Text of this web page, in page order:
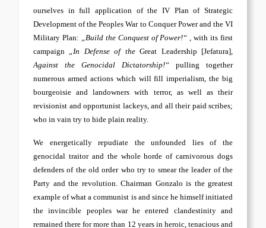
ourselves in full application of the IV Plan of Strategic
Development of the Peoples War to Conquer Power and the VI
Military Plan: „Build the Conquest of Power!“ , with its first
campaign „In Defense of theGreat Leadership [Jefatura],
Against the Genocidal Dictatorship!“
pulling together
numerous armed actions which will fill imperialism, the big
bourgeoisie and landowners with terror, as well as their
revisionist and opportunist lackeys, and all their paid scribes;
who in vain try to hide plain reality.
We energetically repudiate the unfounded lies of the
genocidal traitor and the whole horde of carnivorous dogs
defenders of the old order who try to smear the leader of the
Party and the revolution. Chairman Gonzalo is the greatest
example of what a communist is and since he himself initiated
the invincible peoples war he entered clandestinity and
remained there for more than 12 years in heroic, tenacious and